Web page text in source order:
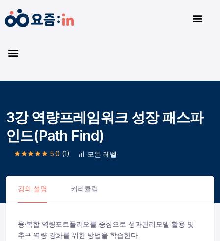
3강 역량프레임워크 성장 패스파
인드(Path Find)
5.0 (1) 모든 레벨
강의 설명 커리큘럼
융·복합 역량포트폴리오를 중심으로 성과관리모델 활용 및
추구 역량 강화를 위한 방법을 학습한다.